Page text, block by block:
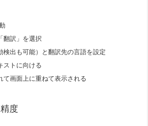
翻訳」を選択
検出も可能）と翻訳先の言語を設定
ストに向ける
て画面上に重ねて表示される
度